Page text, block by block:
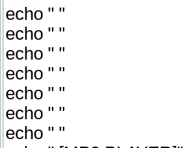
echo " "
echo " "
echo " "
echo " "
echo " "
echo " "
echo " "